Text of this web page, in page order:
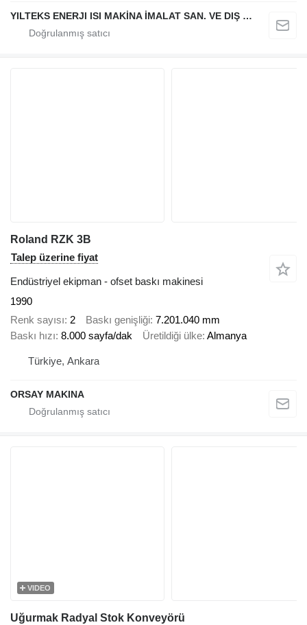
YILTEKS ENERJI ISI MAKİNA İMALAT SAN. VE DIŞ TİC. LTD. ŞTİ.
Roland RZK 3B
Talep üzerine fiyat
Endüstriyel ekipman - ofset baskı makinesi
1990
Renk sayısı 2 Baskı genişliği 7.201.040 mm
Baskı hızı 8.000 sayfa/dak Üretildiği ülke Almanya
Türkiye, Ankara
ORSAY MAKINA
VIDEO
Uğurmak Radyal Stok Konveyörü